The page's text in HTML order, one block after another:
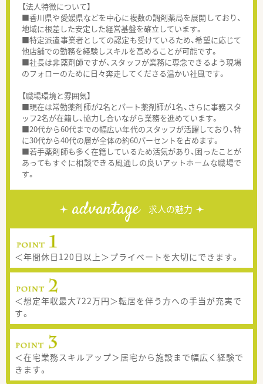
【法人特徴について】
■香川県や愛媛県などを中心に複数の調剤薬局を展開しており、
地域に根差した安定した経営基盤を確立しています。
■特定派遣事業者としての認定も受けているため、希望に応じて
他店舗での勤務を経験しスキルを高めることが可能です。
■社長は非薬剤師ですが、スタッフが業務に専念できるよう現場
のフォローのために日々奔走してくださる温かい社風です。
【職場環境と雰囲気】
■現在は常勤薬剤師が2名とパート薬剤師が1名、さらに事務スタ
ッフ2名が在籍し、協力し合いながら業務を進めています。
■20代から60代までの幅広い年代のスタッフが活躍しており、特
に30代から40代の層が全体の約60パーセントを占めます。
■若手薬剤師も多く在籍しているため活気があり、困ったことが
あってもすぐに相談できる風通しの良いアットホームな職場で
す。
advantage 求人の魅力
＜年間休日120日以上＞プライベートを大切にできます。
＜想定年収最大722万円＞転居を伴う方への手当が充実で
す。
＜在宅業務スキルアップ＞居宅から施設まで幅広く経験で
きます。